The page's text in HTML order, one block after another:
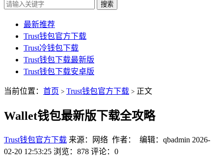
搜索
最新推荐
Trust钱包官方下载
Trust冷钱包下载
Trust钱包下载最新版
Trust钱包下载安卓版
当前位置： 首页 > Trust钱包官方下载 > 正文
Wallet钱包最新版下载全攻略
Trust钱包官方下载 来源：网络 作者： 编辑：qbadmin 2026-
02-20 12:53:25 浏览：878 评论：0